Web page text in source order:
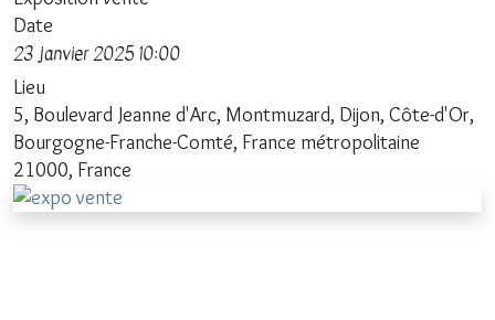
Date
23 janvier 2025 10:00
Lieu
5, Boulevard Jeanne d'Arc, Montmuzard, Dijon, Côte-d'Or,
Bourgogne-Franche-Comté, France métropolitaine
21000, France